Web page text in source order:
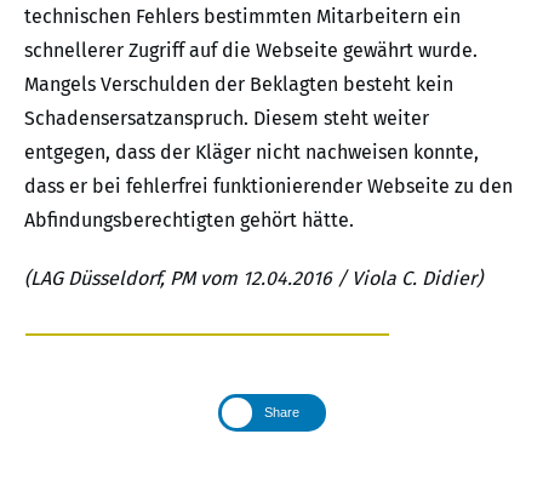
technischen Fehlers bestimmten Mitarbeitern ein
schnellerer Zugriff auf die Webseite gewährt wurde.
Mangels Verschulden der Beklagten besteht kein
Schadensersatzanspruch. Diesem steht weiter
entgegen, dass der Kläger nicht nachweisen konnte,
dass er bei fehlerfrei funktionierender Webseite zu den
Abfindungsberechtigten gehört hätte.
(LAG Düsseldorf, PM vom 12.04.2016 / Viola C. Didier)
Share